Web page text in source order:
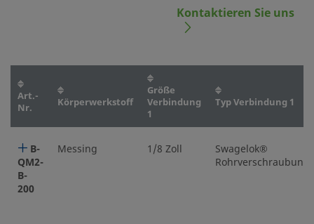
Kontaktieren Sie uns
Art.-
Nr.
Körperwerkstoff
Größe
Verbindung
1
Typ Verbindung 1
B-
QM2-
B-
200
Messing 1/8 Zoll
Swagelok®
Rohrverschraubung